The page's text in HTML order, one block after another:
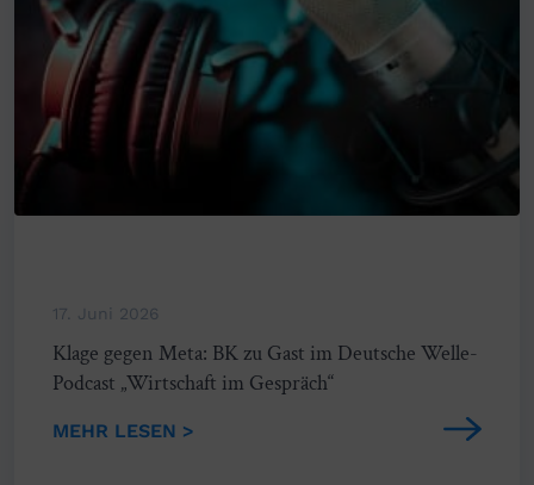
17. Juni 2026
Klage gegen Meta: BK zu Gast im Deutsche Welle-
Podcast „Wirtschaft im Gespräch“
MEHR LESEN >